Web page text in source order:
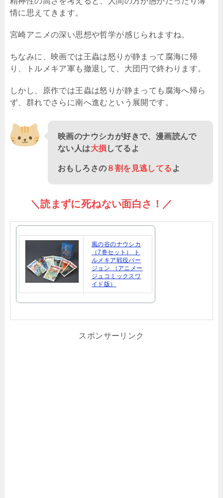
情に思えてきます。
宮崎アニメの深い思想や哲学が感じられますね。
ちなみに、映画では王蟲は怒りが静まって腐海に帰
り、トルメキア軍も撤退して、大団円で終わります。
しかし、原作では王蟲は怒りが静まっても腐海へ帰ら
ず、群れでさらに南へ進むという展開です。
映画のナウシカが好きで、漫画読んで
ない人は大損 してるよ
おもしろさの８割を見逃してる よ
＼読まずに死ねない面白さ！／
風の谷のナウシカ
（7巻セット） ト
ルメキア戦役バー
ジョン （アニメー
ジュコミックスワ
イド版）
スポンサーリンク